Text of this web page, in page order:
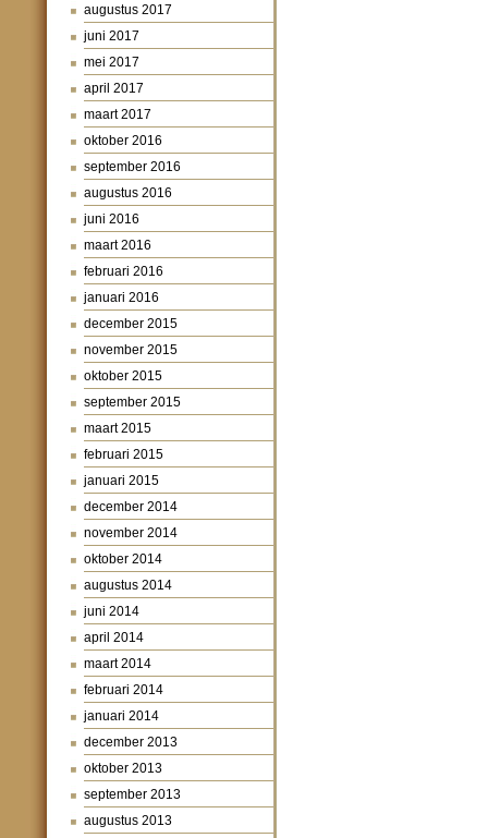
augustus 2017
juni 2017
mei 2017
april 2017
maart 2017
oktober 2016
september 2016
augustus 2016
juni 2016
maart 2016
februari 2016
januari 2016
december 2015
november 2015
oktober 2015
september 2015
maart 2015
februari 2015
januari 2015
december 2014
november 2014
oktober 2014
augustus 2014
juni 2014
april 2014
maart 2014
februari 2014
januari 2014
december 2013
oktober 2013
september 2013
augustus 2013